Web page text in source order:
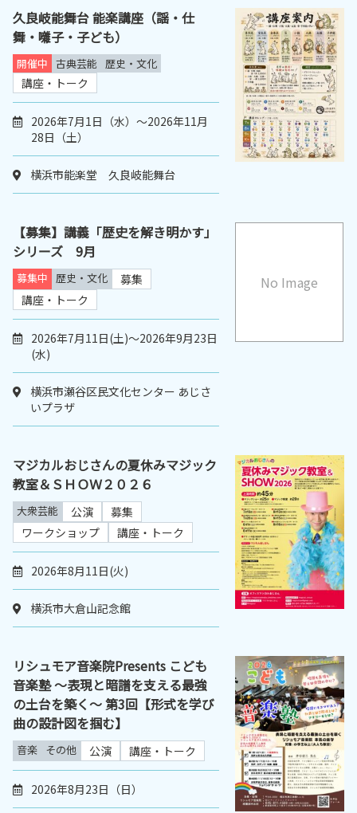
久良岐能舞台 能楽講座（謡・仕
舞・囃子・子ども）
開催中 古典芸能 歴史・文化
講座・トーク
2026年7月1日（水）～2026年11月
28日（土）
横浜市能楽堂 久良岐能舞台
No Image
【募集】講義「歴史を解き明かす」
シリーズ 9月
募集中 歴史・文化
募集
講座・トーク
2026年7月11日(土)～2026年9月23日
(水)
横浜市瀬谷区民文化センター あじさ
いプラザ
マジカルおじさんの夏休みマジック
教室＆ＳＨＯＷ２０２６
大衆芸能 公演
募集
ワークショップ
講座・トーク
2026年8月11日(火)
横浜市大倉山記念館
リシュモア音楽院Presents こども
音楽塾 ～表現と暗譜を支える最強
の土台を築く～ 第3回【形式を学び
曲の設計図を掴む】
音楽 その他 公演 講座・トーク
2026年8月23日（日）